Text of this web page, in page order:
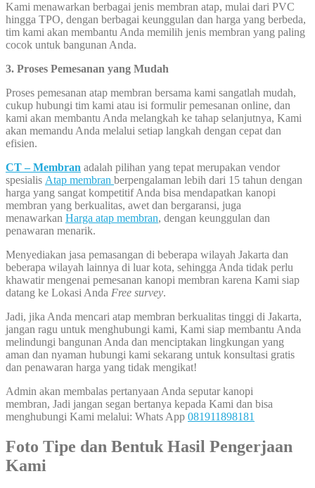
Kami menawarkan berbagai jenis membran atap, mulai dari PVC
hingga TPO, dengan berbagai keunggulan dan harga yang berbeda,
tim kami akan membantu Anda memilih jenis membran yang paling
cocok untuk bangunan Anda.
3. Proses Pemesanan yang Mudah
Proses pemesanan atap membran bersama kami sangatlah mudah,
cukup hubungi tim kami atau isi formulir pemesanan online, dan
kami akan membantu Anda melangkah ke tahap selanjutnya, Kami
akan memandu Anda melalui setiap langkah dengan cepat dan
efisien.
CT – Membran adalah pilihan yang tepat merupakan vendor
spesialis Atap membran berpengalaman lebih dari 15 tahun dengan
harga yang sangat kompetitif Anda bisa mendapatkan kanopi
membran yang berkualitas, awet dan bergaransi, juga
menawarkan Harga atap membran, dengan keunggulan dan
penawaran menarik.
Menyediakan jasa pemasangan di beberapa wilayah Jakarta dan
beberapa wilayah lainnya di luar kota, sehingga Anda tidak perlu
khawatir mengenai pemesanan kanopi membran karena Kami siap
datang ke Lokasi Anda Free survey.
Jadi, jika Anda mencari atap membran berkualitas tinggi di Jakarta,
jangan ragu untuk menghubungi kami, Kami siap membantu Anda
melindungi bangunan Anda dan menciptakan lingkungan yang
aman dan nyaman hubungi kami sekarang untuk konsultasi gratis
dan penawaran harga yang tidak mengikat!
Admin akan membalas pertanyaan Anda seputar kanopi
membran, Jadi jangan segan bertanya kepada Kami dan bisa
menghubungi Kami melalui: Whats App 081911898181
Foto Tipe dan Bentuk Hasil Pengerjaan
Kami